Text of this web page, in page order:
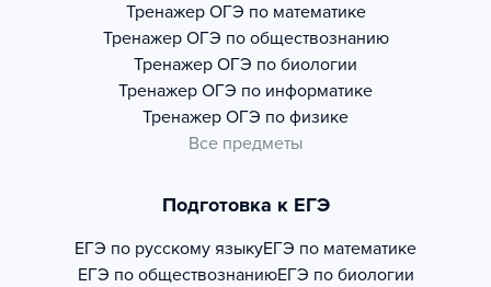
Тренажер ОГЭ по математике
Тренажер ОГЭ по обществознанию
Тренажер ОГЭ по биологии
Тренажер ОГЭ по информатике
Тренажер ОГЭ по физике
Все предметы
Подготовка к ЕГЭ
ЕГЭ по русскому языкуЕГЭ по математике
ЕГЭ по обществознаниюЕГЭ по биологии